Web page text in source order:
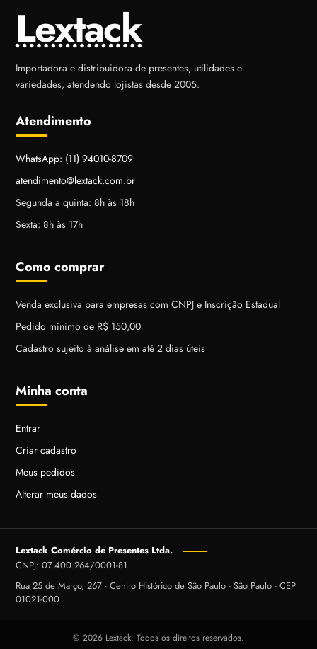
Atendimento
WhatsApp: (11) 94010-8709
atendimento@lextack.com.br
Segunda a quinta: 8h às 18h
Sexta: 8h às 17h
Como comprar
Venda exclusiva para empresas com CNPJ e Inscrição Estadual
Pedido mínimo de R$ 150,00
Cadastro sujeito à análise em até 2 dias úteis
Minha conta
Entrar
Criar cadastro
Meus pedidos
Alterar meus dados
Lextack
Importadora e distribuidora de presentes, utilidades e
variedades, atendendo lojistas desde 2005.
Lextack Comércio de Presentes Ltda.
CNPJ: 07.400.264/0001-81
Rua 25 de Março, 267 - Centro Histórico de São Paulo - São Paulo - CEP
01021-000
© 2026 Lextack. Todos os direitos reservados.